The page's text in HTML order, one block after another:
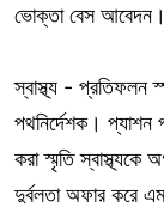
ভোক্তা বেস আবেদন।
স্বাস্থ্য - প্রতিফলন
পথনির্দেশক। প্যাশন
করা স্মৃতি স্বাস্থ্যকে
দুর্বলতা অফার করে